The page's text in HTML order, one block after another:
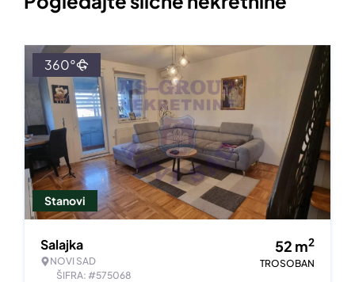
Stanovi
360°
Salajka
NOVI SAD
ŠIFRA: #575068
52 m2
TROSOBAN